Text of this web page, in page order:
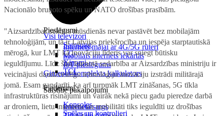
Pieslēgumi
Internets mājai ar 4G/5G rūteri
Mobilais internets iekārtās
IoT pieslēgums
Ģimenes komplekta kalkulators
Saistītie pakalpojumi
Interneta sargs
Visi televizori
Samsung
LG
Xiaomi
TCL
Piederumi
Konsoles
Spēles un kontrolieri
Nacionālo bruņoto spēku un NATO drošības prasībām.
"Aizsardzības sektors mūsdienās nevar pastāvēt bez mobilajām
tehnoloģijām, un tā ir Latvijas priekšrocība un iespēja starptautiskā
mērogā, kur LMT kā inovāciju līderis var sniegt būtisku
ieguldījumu. Līdz šim īstenotā sadarbība ar Aizsardzības ministriju ir
veicinājusi daudzveidīgu tehnoloģiju inovāciju izstrādi militārajā
jomā. Esam gandarīti, ka arī turpmāk LMT zināšanas, 5G tīkla
infrastruktūras risinājumi un vairāk nekā piecu gadu pieredze darbā
ar droniem, lietu internetu un mobilitāti tiks ieguldīti uz drošības